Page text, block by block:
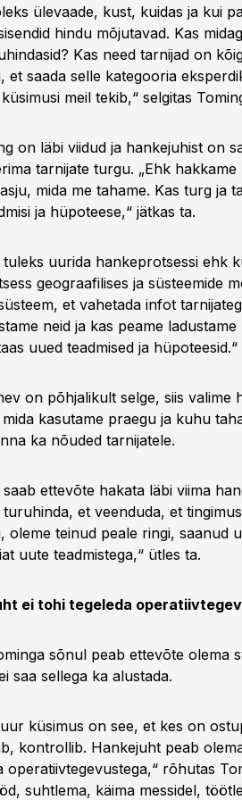
ülevaade, kust, kuidas ja kui
hindu mõjutavad. Kas
Kas need tarnijad on
et saada selle kategooria
meil tekib,“ selgitas
on läbi viidud ja hankejuhist on
tarnijate turgu. „Ehk
mida me tahame. Kas turg ja
ja hüpoteese,“ jätkas ta.
tuleks uurida hankeprotsessi ehk
geograafilises ja süsteemide
et vahetada infot
neid ja kas peame
uued teadmised ja hüpoteesid.“
on põhjalikult selge, siis valime
kasutame praegu ja kuhu
ka nõuded tarnijatele.
saab ettevõte hakata läbi viima
et veenduda, et
oleme teinud peale ringi, saanud
uute teadmistega,“ ütles ta.
ei tohi tegeleda
sõnul peab ettevõte olema
saa sellega ka alustada.
küsimus on see, et kes on
kontrollib. Hankejuht peab
operatiivtegevustega,“ rõhutas
suhtlema, käima messidel,